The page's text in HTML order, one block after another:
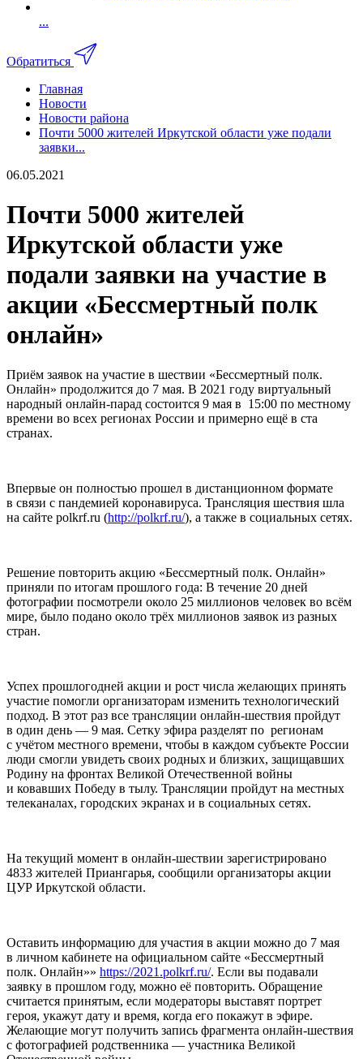
...
Обратиться
Главная
Новости
Новости района
Почти 5000 жителей Иркутской области уже подали
заявки...
06.05.2021
Почти 5000 жителей
Иркутской области уже
подали заявки на участие в
акции «Бессмертный полк
онлайн»
Приём заявок на участие в шествии «Бессмертный полк.
Онлайн» продолжится до 7 мая. В 2021 году виртуальный
народный онлайн-парад состоится 9 мая в 15:00 по местному
времени во всех регионах России и примерно ещё в ста
странах.
Впервые он полностью прошел в дистанционном формате
в связи с пандемией коронавируса. Трансляция шествия шла
на сайте polkrf.ru (http://polkrf.ru/), а также в социальных сетях.
Решение повторить акцию «Бессмертный полк. Онлайн»
приняли по итогам прошлого года: В течение 20 дней
фотографии посмотрели около 25 миллионов человек во всём
мире, было подано около трёх миллионов заявок из разных
стран.
Успех прошлогодней акции и рост числа желающих принять
участие помогли организаторам изменить технологический
подход. В этот раз все трансляции онлайн-шествия пройдут
в один день — 9 мая. Сетку эфира разделят по регионам
с учётом местного времени, чтобы в каждом субъекте России
люди смогли увидеть своих родных и близких, защищавших
Родину на фронтах Великой Отечественной войны
и ковавших Победу в тылу. Трансляции пройдут на местных
телеканалах, городских экранах и в социальных сетях.
На текущий момент в онлайн-шествии зарегистрировано
4833 жителей Приангарья, сообщили организаторы акции
ЦУР Иркутской области.
Оставить информацию для участия в акции можно до 7 мая
в личном кабинете на официальном сайте «Бессмертный
полк. Онлайн»» https://2021.polkrf.ru/. Если вы подавали
заявку в прошлом году, можно её повторить. Обращение
считается принятым, если модераторы выставят портрет
героя, укажут дату и время, когда его покажут в эфире.
Желающие могут получить запись фрагмента онлайн-шествия
с фотографией родственника — участника Великой